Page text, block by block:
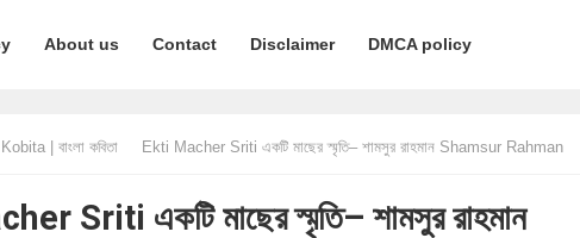
About us Contact Disclaimer DMCA policy
| বাংলা কবিতা Ekti Macher Sriti একটি মাছের স্মৃতি– শামসুর রাহমান Shamsur Rahman
Sriti একটি মাছের স্মৃতি– শামসুর রাহমান